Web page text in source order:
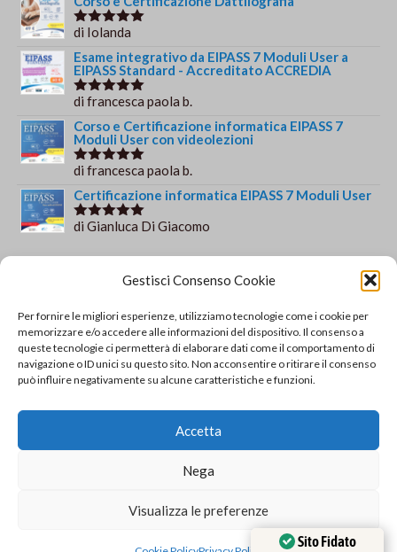
Gestisci Consenso Cookie
Per fornire le migliori esperienze, utilizziamo tecnologie come i cookie per
memorizzare e/o accedere alle informazioni del dispositivo. Il consenso a
queste tecnologie ci permetterà di elaborare dati come il comportamento di
navigazione o ID unici su questo sito. Non acconsentire o ritirare il consenso
può influire negativamente su alcune caratteristiche e funzioni.
Accetta
Nega
Visualizza le preferenze
Valutato5
di Iolanda
Esame integrativo da EIPASS 7 Moduli User a
EIPASS Standard - Accreditato ACCREDIA
Valutato5
di francesca paola b.
Corso e Certificazione informatica EIPASS 7
Moduli User con videolezioni
Valutato5
di francesca paola b.
Certificazione informatica EIPASS 7 Moduli User
Valutato5
di Gianluca Di Giacomo
84013 Cava de' Tirreni
+39 329 952 9244
info@solsisacademy.it
Lun-Ven: 09:30-18:30, Sab: 10:00-12:00
Pausa pranzo: 13:30-15:30
© Copyright - SOLSIS Academy by SOLUZIONE E
SISTEMI di Catino Valentino - Via Gaudio Maiori - 84013
SA403194 Tel. 329/9529244 - info@solsisacademy.it -
www.solsisacademy.it - PEC valentino.catino@spidmail.it
Sito Fidato